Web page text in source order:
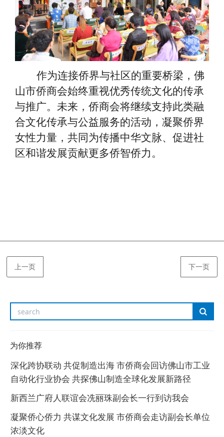
作为连接侨界与社区的重要桥梁，佛
山市侨商会始终重视优秀传统文化的传承
与推广。未来，侨商会将继续支持此类融
合文化传承与公益服务的活动，凝聚侨界
女性力量，共同为传播中华文脉、促进社
区和谐发展贡献更多侨智侨力。
上一页 下一页
为你推荐
深化跨协联动 共促制造出海 市侨商会回访佛山市工业
自动化行业协会 共探佛山制造全球化发展新路径
新西兰广府人联谊会冼丽珠副会长一行到访我会
凝聚侨心侨力 共谋文化发展 市侨商会走访副会长单位
浓淡文化